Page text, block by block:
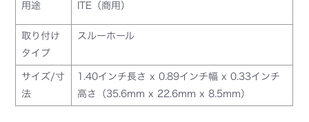
用途 ITE（商用）
取り付け
タイプ
スルーホール
サイズ/寸
法
1.40インチ長さ x 0.89インチ幅 x 0.33インチ
高さ（35.6mm x 22.6mm x 8.5mm）